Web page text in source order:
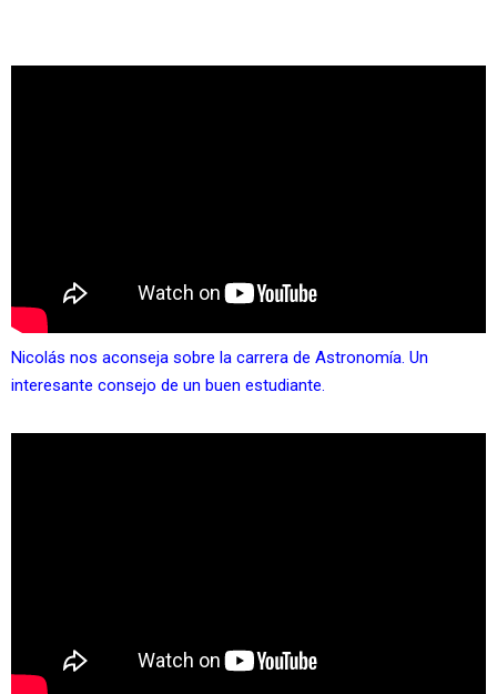
Nicolás nos aconseja sobre la carrera de Astronomía. Un
interesante consejo de un buen estudiante.